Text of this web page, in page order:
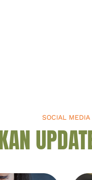
SOCIAL MEDIA